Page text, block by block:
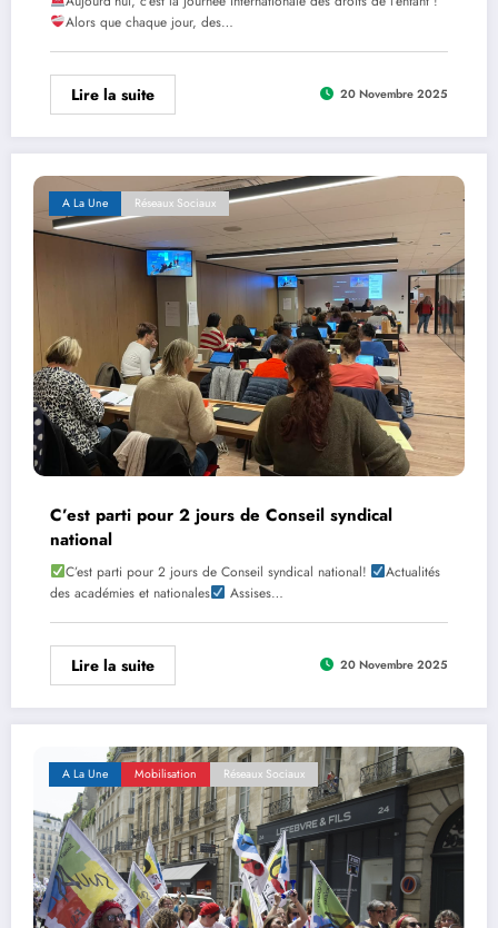
Alors que chaque jour, des…
Lire la suite 20 Novembre 2025
A La Une Réseaux Sociaux
C’est parti pour 2 jours de Conseil syndical
national
C’est parti pour 2 jours de Conseil syndical national!
Actualités
des académies et nationales
Assises…
Lire la suite 20 Novembre 2025
A La Une Mobilisation Réseaux Sociaux